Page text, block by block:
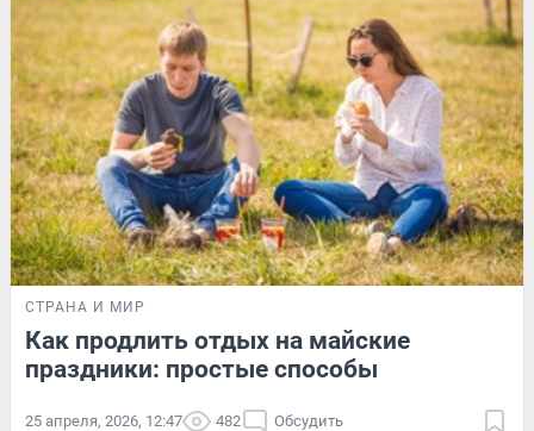
СТРАНА И МИР
Как продлить отдых на майские
праздники: простые способы
25 апреля, 2026, 12:47 482 Обсудить